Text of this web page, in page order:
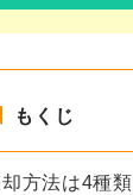
もくじ
方法は4種類